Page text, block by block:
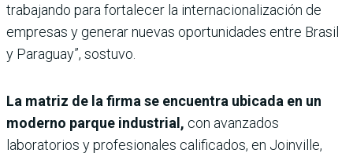
trabajando para fortalecer la internacionalización de
empresas y generar nuevas oportunidades entre Brasil
y Paraguay”, sostuvo.
La matriz de la firma se encuentra ubicada en un
moderno parque industrial, con avanzados
laboratorios y profesionales calificados, en Joinville,